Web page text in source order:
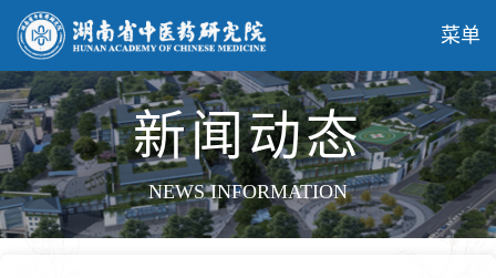
菜单
新闻动态
NEWS INFORMATION